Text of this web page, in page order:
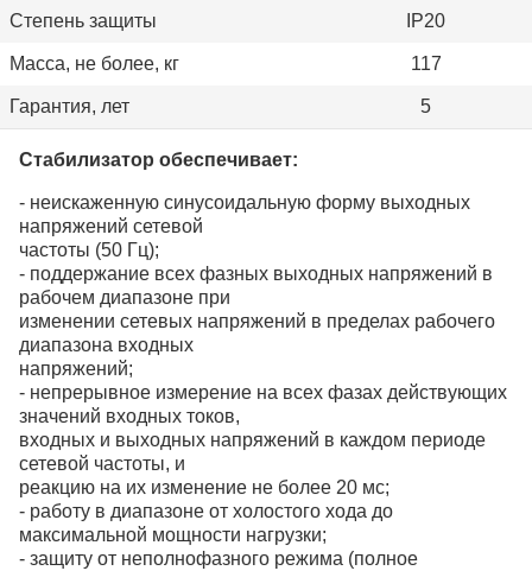
Степень защиты IP20
Масса, не более, кг 117
Гарантия, лет 5
Стабилизатор обеспечивает:
- неискаженную синусоидальную форму выходных
напряжений сетевой
частоты (50 Гц);
- поддержание всех фазных выходных напряжений в
рабочем диапазоне при
изменении сетевых напряжений в пределах рабочего
диапазона входных
напряжений;
- непрерывное измерение на всех фазах действующих
значений входных токов,
входных и выходных напряжений в каждом периоде
сетевой частоты, и
реакцию на их изменение не более 20 мс;
- работу в диапазоне от холостого хода до
максимальной мощности нагрузки;
- защиту от неполнофазного режима (полное